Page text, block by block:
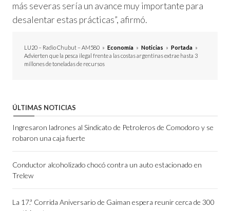
más severas sería un avance muy importante para
desalentar estas prácticas”, afirmó.
LU20 – Radio Chubut – AM580 » Economía » Noticias » Portada »
Advierten que la pesca ilegal frente a las costas argentinas extrae hasta 3
millones de toneladas de recursos
ÚLTIMAS NOTICIAS
Ingresaron ladrones al Sindicato de Petroleros de Comodoro y se
robaron una caja fuerte
Conductor alcoholizado chocó contra un auto estacionado en
Trelew
La 17.ª Corrida Aniversario de Gaiman espera reunir cerca de 300